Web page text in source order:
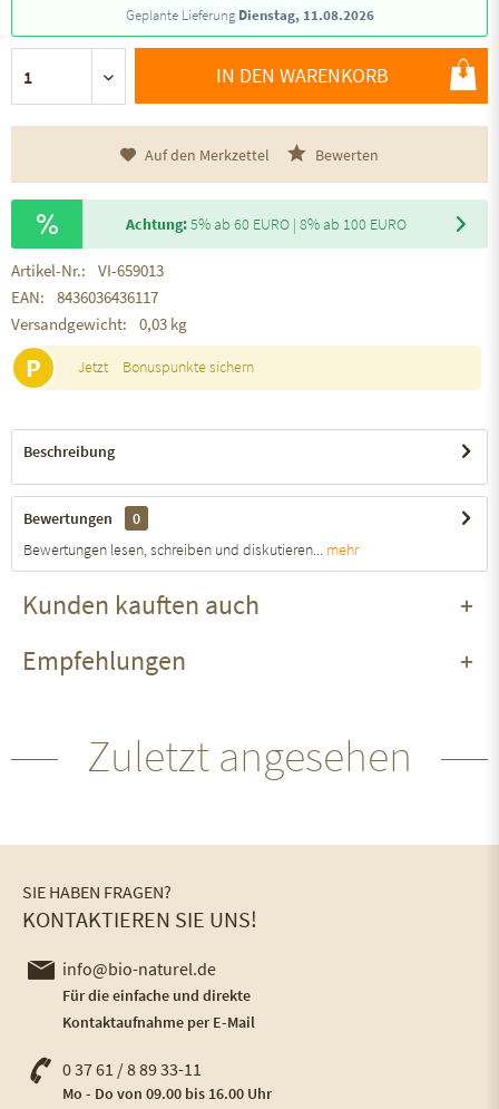
Geplante Lieferung Dienstag, 11.08.2026
IN DEN WARENKORB
Auf den Merkzettel Bewerten
Achtung:5% ab 60 EURO | 8% ab 100 EURO
Artikel-Nr.:
VI-659013
EAN:
8436036436117
Versandgewicht:
0,03 kg
P Jetzt Bonuspunkte sichern
Beschreibung
Bewertungen
0
Bewertungen lesen, schreiben und diskutieren... mehr
Kunden kauften auch
Empfehlungen
Zuletzt angesehen
SIE HABEN FRAGEN?
KONTAKTIEREN SIE UNS!
info@bio-naturel.de
Für die einfache und direkte
Kontaktaufnahme per E-Mail
0 37 61 / 8 89 33-11
Mo - Do von 09.00 bis 16.00 Uhr